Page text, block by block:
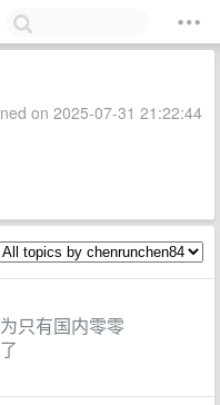
on 2025-07-31 21:22:44
只有国内零零